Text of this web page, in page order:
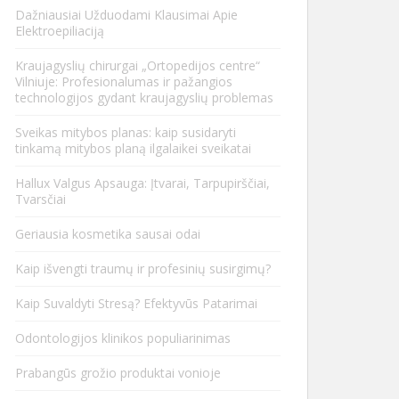
Dažniausiai Užduodami Klausimai Apie
Elektroepiliaciją
Kraujagyslių chirurgai „Ortopedijos centre“
Vilniuje: Profesionalumas ir pažangios
technologijos gydant kraujagyslių problemas
Sveikas mitybos planas: kaip susidaryti
tinkamą mitybos planą ilgalaikei sveikatai
Hallux Valgus Apsauga: Įtvarai, Tarpupirščiai,
Tvarsčiai
Geriausia kosmetika sausai odai
Kaip išvengti traumų ir profesinių susirgimų?
Kaip Suvaldyti Stresą? Efektyvūs Patarimai
Odontologijos klinikos populiarinimas
Prabangūs grožio produktai vonioje